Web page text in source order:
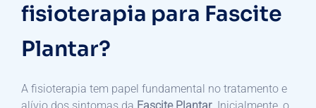
fisioterapia para Fascite
Plantar?
A fisioterapia tem papel fundamental no tratamento e